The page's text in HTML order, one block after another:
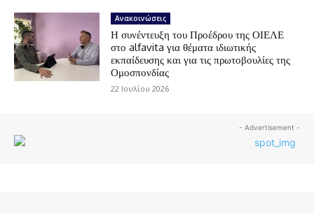
Ανακοινώσεις
Η συνέντευξη του Προέδρου της ΟΙΕΛΕ
στο alfavita για θέματα ιδιωτικής
εκπαίδευσης και για τις πρωτοβουλίες της
Ομοσπονδίας
22 Ιουλίου 2026
- Advertisement -